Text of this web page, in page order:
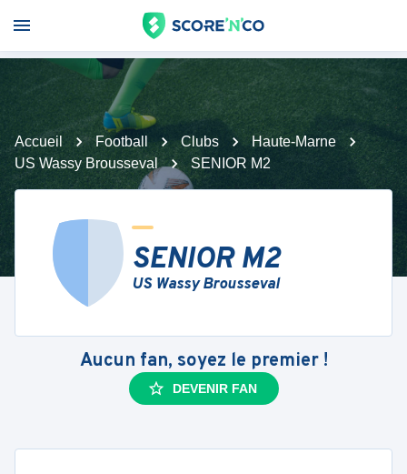
Accueil Football Clubs
Haute-Marne
US Wassy Brousseval
SENIOR M2
SENIOR M2
US Wassy Brousseval
Aucun fan, soyez le premier !
DEVENIR FAN